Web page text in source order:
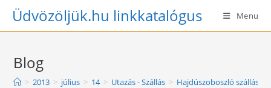
SkipÜdvözöljük.hu linkkatalógus Menu
Blog
> 2013 > július > 14 > Utazás - Szállás > Hajdúszoboszló szállás